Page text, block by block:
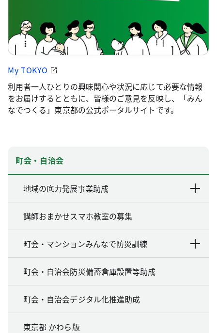
My TOKYO
利用者一人ひとりの興味関心や状況に応じて必要な情報
をお届けするとともに、皆様のご意見を反映し、「みん
なでつくる」東京都の公式ポータルサイトです。
町会・自治会
地域の底力発展事業助成
講師おまかせスマホ教室の募集
町会・マンションみんなで防災訓練
町会・自治会防災備蓄倉庫設置等助成
町会・自治会デジタル化推進助成
東京都 かわら版